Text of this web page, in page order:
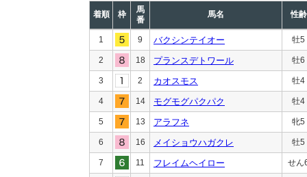
着順 枠
馬
番
馬名 性齢
1 9 バクシンテイオー 牡5
2 18 プランスデトワール 牡6
3 2 カオスモス 牡4
4 14 モグモグパクパク 牡4
5 13 アラフネ 牝5
6 16 メイショウハガクレ 牡5
7 11 フレイムヘイロー せん